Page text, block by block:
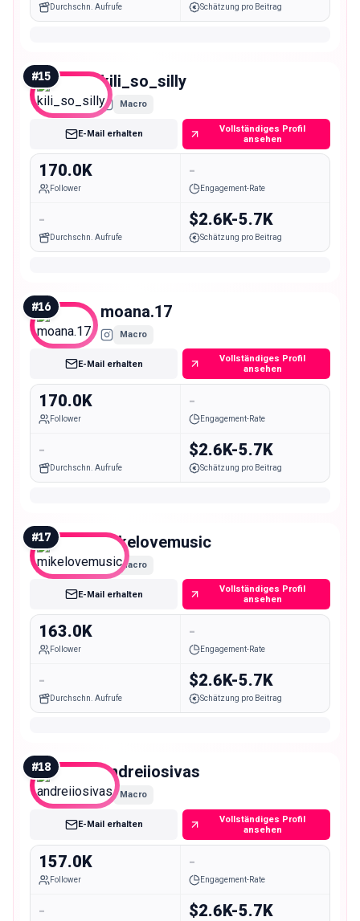
Durchschn. Aufrufe Schätzung pro Beitrag
#15 kili_so_silly
Macro
E-Mail erhalten
Vollständiges Profil
ansehen
170.0K
Follower
-
Engagement-Rate
-
Durchschn. Aufrufe
$2.6K-5.7K
Schätzung pro Beitrag
#16 moana.17
Macro
E-Mail erhalten
Vollständiges Profil
ansehen
170.0K
Follower
-
Engagement-Rate
-
Durchschn. Aufrufe
$2.6K-5.7K
Schätzung pro Beitrag
#17 mikelovemusic
Macro
E-Mail erhalten
Vollständiges Profil
ansehen
163.0K
Follower
-
Engagement-Rate
-
Durchschn. Aufrufe
$2.6K-5.7K
Schätzung pro Beitrag
#18 andreiiosivas
Macro
E-Mail erhalten
Vollständiges Profil
ansehen
157.0K
Follower
-
Engagement-Rate
- $2.6K-5.7K